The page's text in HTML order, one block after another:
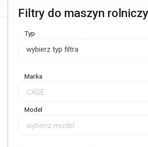
Filtry do maszyn
Typ
wybierz typ filtra
Marka
CASE
Model
wybierz model